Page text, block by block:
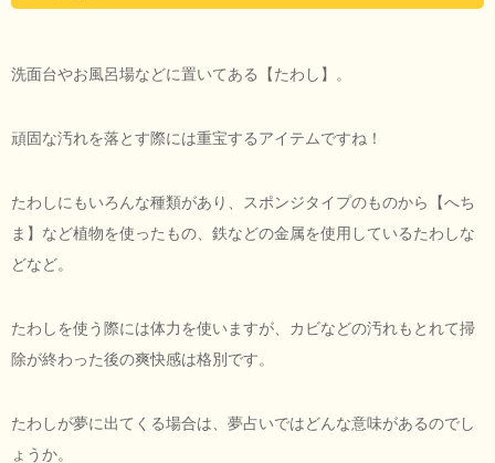
洗面台やお風呂場などに置いてある【たわし】。
頑固な汚れを落とす際には重宝するアイテムですね！
たわしにもいろんな種類があり、スポンジタイプのものから【へち
ま】など植物を使ったもの、鉄などの金属を使用しているたわしな
どなど。
たわしを使う際には体力を使いますが、カビなどの汚れもとれて掃
除が終わった後の爽快感は格別です。
たわしが夢に出てくる場合は、夢占いではどんな意味があるのでし
ょうか。